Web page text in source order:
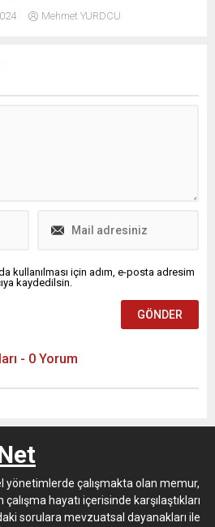
Mehmet YURDCU
kullanılması için adım, e-posta adresim
kaydedilsin.
- 0 Yorum
yönetimlerde çalışmakta olan memur,
hayatı içerisinde karşılaştıkları
sorulara mevzuatsal dayanakları ile